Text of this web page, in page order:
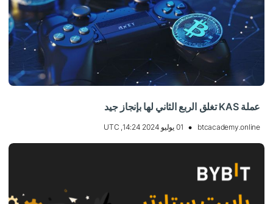
عملة KAS تغلق الربع الثاني لها بإنجاز جيد
btcacademy.online 01 يوليو 2024 14:24, UTC